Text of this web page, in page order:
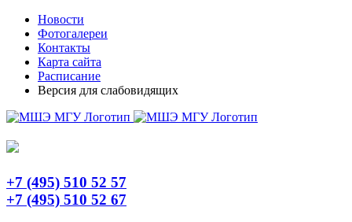
Skip
content
TelegramНовости
Фотогалереи
Контакты
Карта сайта
Расписание
Версия для слабовидящих
+7 (495) 510 52 57
+7 (495) 510 52 67